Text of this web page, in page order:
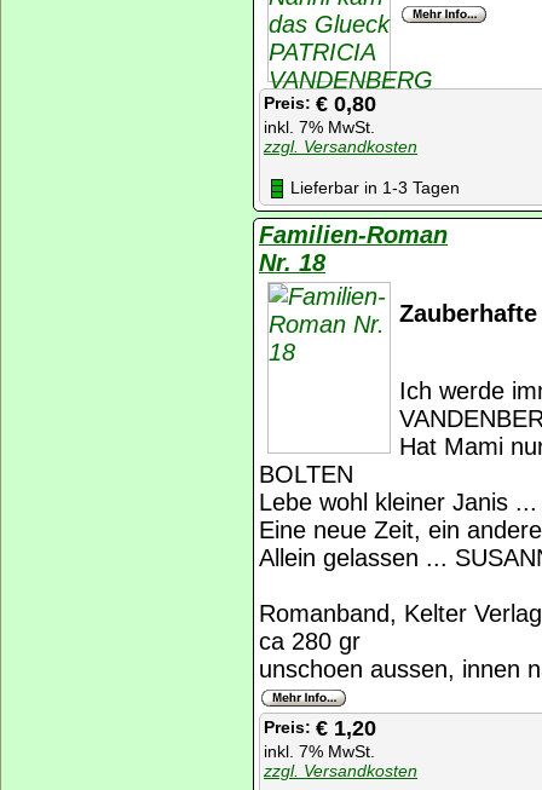
Preis: € 0,80
inkl. 7% MwSt.
zzgl. Versandkosten
Lieferbar in 1-3 Tagen
Familien-Roman
Nr. 18
Ich werde
Hat Mami
BOLTEN
Lebe wohl kleiner Janis
Eine neue Zeit, ein
Allein gelassen ...
Romanband, Kelter Verlag
ca 280 gr
unschoen aussen, innen
Preis: € 1,20
inkl. 7% MwSt.
zzgl. Versandkosten